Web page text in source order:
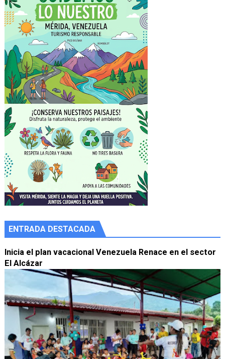
ENTRADA DESTACADA
Inicia el plan vacacional Venezuela Renace en el sector
El Alcázar